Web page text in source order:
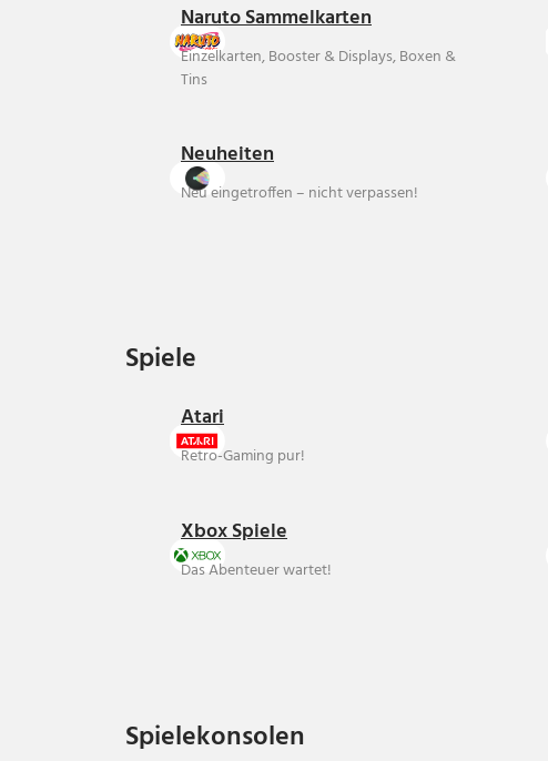
Naruto Sammelkarten
Einzelkarten, Booster & Displays, Boxen &
Tins
Neuheiten
Neu eingetroffen – nicht verpassen!
Spiele
Atari
Retro-Gaming pur!
Xbox Spiele
Das Abenteuer wartet!
Spielekonsolen